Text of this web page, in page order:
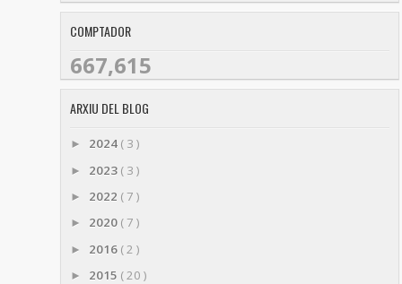
COMPTADOR
667,615
ARXIU DEL BLOG
► 2024 ( 3 )
► 2023 ( 3 )
► 2022 ( 7 )
► 2020 ( 7 )
► 2016 ( 2 )
► 2015 ( 20 )